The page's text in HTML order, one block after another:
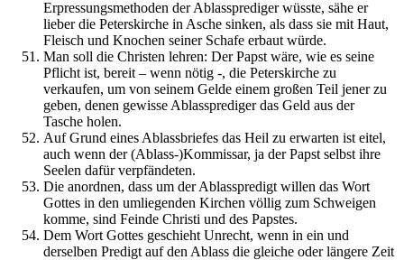
Erpressungsmethoden der Ablassprediger wüsste, sähe er
lieber die Peterskirche in Asche sinken, als dass sie mit Haut,
Fleisch und Knochen seiner Schafe erbaut würde.
Man soll die Christen lehren: Der Papst wäre, wie es seine
Pflicht ist, bereit – wenn nötig -, die Peterskirche zu
verkaufen, um von seinem Gelde einem großen Teil jener zu
geben, denen gewisse Ablassprediger das Geld aus der
Tasche holen.
Auf Grund eines Ablassbriefes das Heil zu erwarten ist eitel,
auch wenn der (Ablass-)Kommissar, ja der Papst selbst ihre
Seelen dafür verpfändeten.
Die anordnen, dass um der Ablasspredigt willen das Wort
Gottes in den umliegenden Kirchen völlig zum Schweigen
komme, sind Feinde Christi und des Papstes.
Dem Wort Gottes geschieht Unrecht, wenn in ein und
derselben Predigt auf den Ablass die gleiche oder längere Zeit